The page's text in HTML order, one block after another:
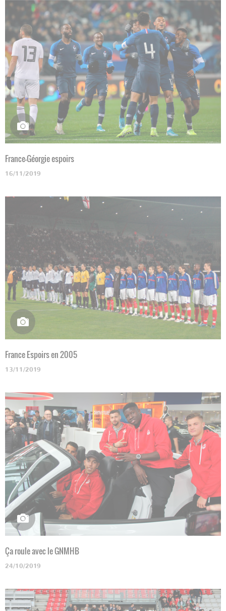
France-Géorgie espoirs
16/11/2019
France Espoirs en 2005
13/11/2019
Ça roule avec le GNMHB
24/10/2019